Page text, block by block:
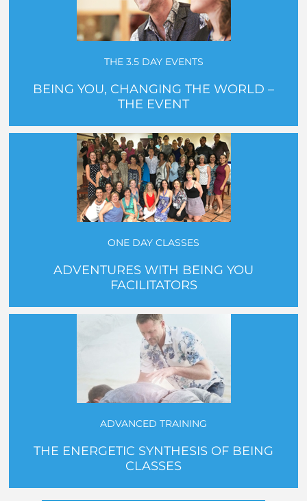
THE 3.5 DAY EVENTS
BEING YOU, CHANGING THE WORLD –
THE EVENT
ONE DAY CLASSES
ADVENTURES WITH BEING YOU
FACILITATORS
ADVANCED TRAINING
THE ENERGETIC SYNTHESIS OF BEING
CLASSES